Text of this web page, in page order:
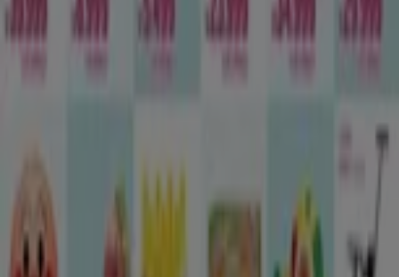
西松屋
私たちの最高の掘り出し物
子育て応援SALE!!